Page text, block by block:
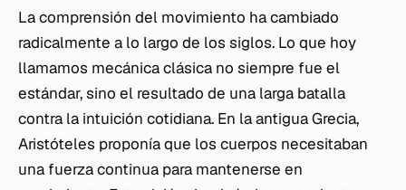
La comprensión del movimiento ha cambiado
radicalmente a lo largo de los siglos. Lo que hoy
llamamos mecánica clásica no siempre fue el
estándar, sino el resultado de una larga batalla
contra la intuición cotidiana. En la antigua Grecia,
Aristóteles proponía que los cuerpos necesitaban
una fuerza continua para mantenerse en